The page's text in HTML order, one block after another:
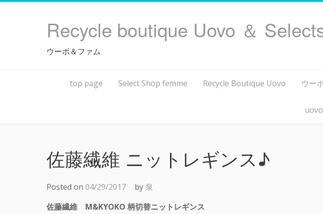
Recycle boutique Uovo ＆
ウーボ＆ファム
top page Select Shop femme Recycle Boutique Uovo ウー
佐藤繊維 ニットレギンス♪
Posted on 04/29/2017 by 泉
佐藤繊維 M&KYOKO 柄切替ニットレギンス